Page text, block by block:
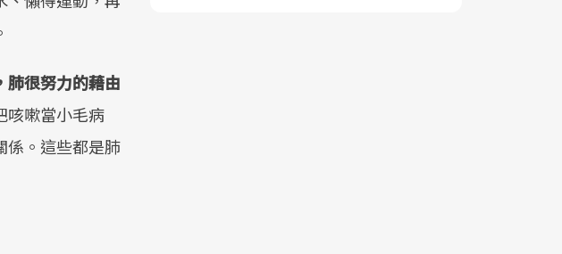
肺很努力的藉由
咳嗽當小毛病
係。這些都是肺